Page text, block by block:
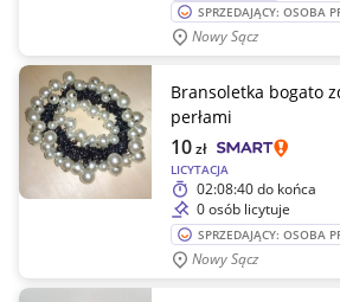
SPRZEDAJĄCY: OSOBA
Nowy Sącz
Bransoletka bogato
perłami
LICYTACJA
10zł
02:08:40do końca
0 osób licytuje
SPRZEDAJĄCY: OSOBA
Nowy Sącz